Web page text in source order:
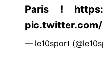
Paris !
pic.twitter.com/
— le10sport